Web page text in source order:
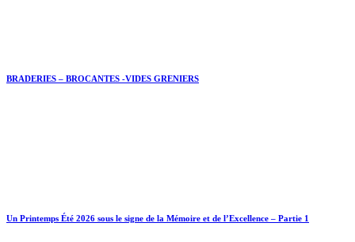
BRADERIES – BROCANTES -VIDES GRENIERS
Un Printemps Été 2026 sous le signe de la Mémoire et de l’Excellence – Partie 1